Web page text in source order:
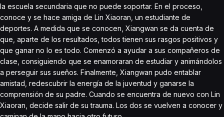
la escuela secundaria que no puede soportar. En el proceso,
conoce y se hace amiga de Lin Xiaoran, un estudiante de
deportes. A medida que se conocen, Xiangwan se da cuenta de
que, aparte de los resultados, todos tienen sus rasgos positivos y
que ganar no lo es todo. Comenzó a ayudar a sus compañeros de
clase, consiguiendo que se enamoraran de estudiar y animándolos
a perseguir sus sueños. Finalmente, Xiangwan pudo entablar
amistad, redescubrir la energía de la juventud y ganarse la
comprensión de su padre. Cuando se encuentra de nuevo con Lin
Xiaoran, decide salir de su trauma. Los dos se vuelven a conocer y